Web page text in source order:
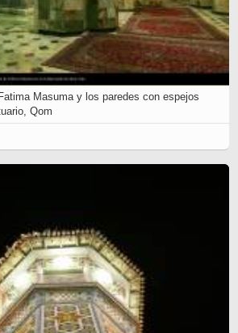
Masuma y los paredes con espejos
Qom